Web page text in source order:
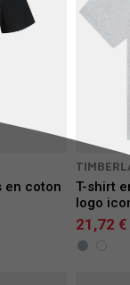
en coton
T-shirt
logo
21,72 €